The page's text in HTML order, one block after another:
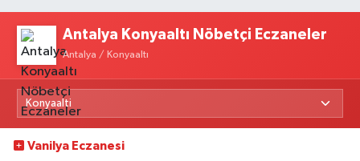
Antalya Konyaaltı Nöbetçi Eczaneler
Antalya / Konyaaltı
Vanilya Eczanesi